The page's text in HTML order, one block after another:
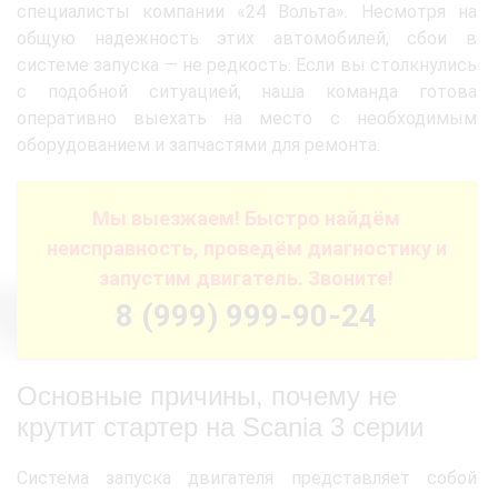
специалисты компании «24 Вольта». Несмотря на
общую надежность этих автомобилей, сбои в
системе запуска — не редкость. Если вы столкнулись
с подобной ситуацией, наша команда готова
оперативно выехать на место с необходимым
оборудованием и запчастями для ремонта.
Мы выезжаем! Быстро найдём
неисправность, проведём диагностику и
запустим двигатель. Звоните!
8 (999) 999-90-24
Основные причины, почему не
крутит стартер на Scania 3 серии
Система запуска двигателя представляет собой